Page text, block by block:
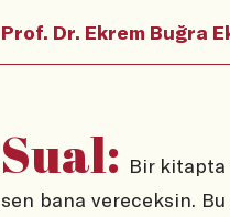
Prof. Dr. Ekrem Buğra
Sual: Bir kitapta
sen bana vereceksin.